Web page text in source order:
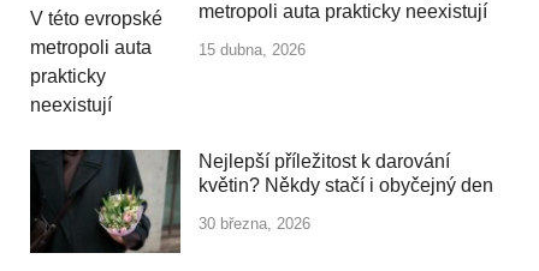
metropoli auta prakticky neexistují
15 dubna, 2026
Nejlepší příležitost k darování
květin? Někdy stačí i obyčejný den
30 března, 2026